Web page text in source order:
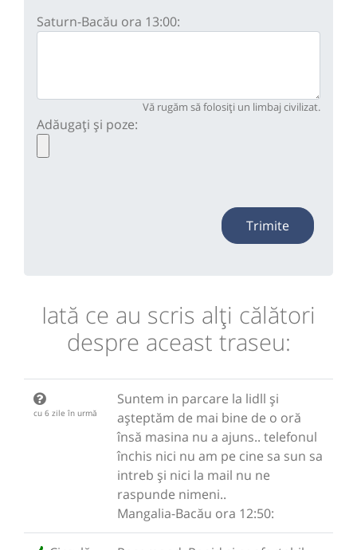
Saturn-Bacău ora 13:00:
Vă rugăm să folosiți un limbaj civilizat.
Adăugați și poze:
Trimite
Iată ce au scris alţi călători
despre aceast traseu:
cu 6 zile în urmă
Suntem in parcare la lidll și
așteptăm de mai bine de o oră
însă masina nu a ajuns.. telefonul
închis nici nu am pe cine sa sun sa
intreb și nici la mail nu ne
raspunde nimeni..
Mangalia-Bacău ora 12:50: